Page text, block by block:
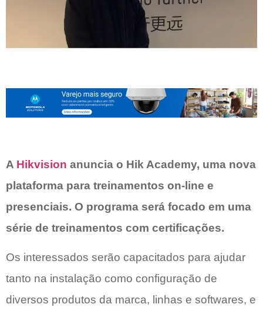
A Hikvision anuncia o Hik Academy, uma nova
plataforma para treinamentos on-line e
presenciais. O programa será focado em uma
série de treinamentos com certificações.
Os interessados serão capacitados para ajudar
tanto na instalação como configuração de
diversos produtos da marca, linhas e softwares, e